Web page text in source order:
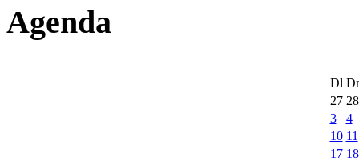
Agenda
Dl
27 28
3
4
10 11
17 18